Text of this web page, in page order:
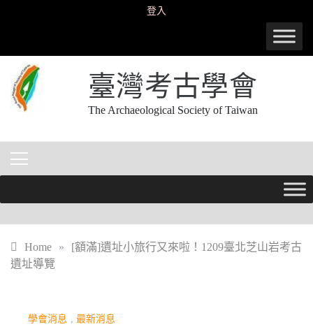
登入
臺灣考古學會
The Archaeological Society of Taiwan
Home »
[額滿]遺址小旅行又來啦！1209臺北芝山岩考古
遺址導覽
學會消息 最新消息